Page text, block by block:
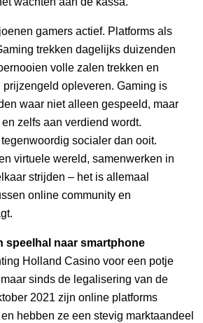
gamers actief. Platforms als
trekken dagelijks duizenden
volle zalen trekken en
prijzengeld opleveren. Gaming is
waar niet alleen gespeeld, maar
zelfs aan verdiend wordt.
socialer dan ooit.
virtuele wereld, samenwerken in
strijden – het is allemaal
online community en
speelhal naar smartphone
Holland Casino voor een potje
sinds de legalisering van de
2021 zijn online platforms
hebben ze een stevig marktaandeel